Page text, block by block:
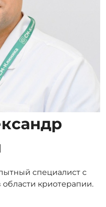
специалист с
криотерапии.